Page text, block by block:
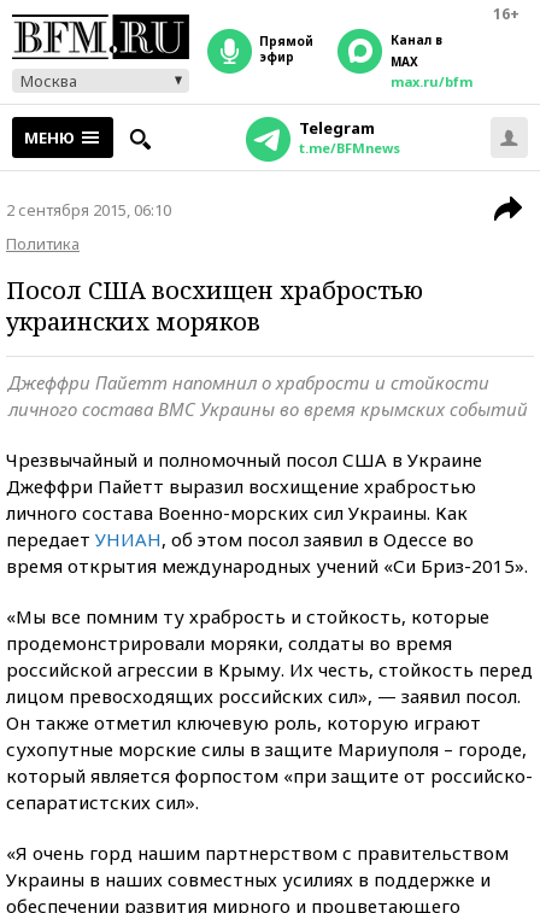
16+
Москва
прямой
эфир
Канал в
MAX
max.ru/bfm
МЕНЮ Telegram
t.me/BFMnews
2 сентября 2015, 06:10
Политика
Посол США восхищен храбростью
украинских моряков
Джеффри Пайетт напомнил о храбрости и стойкости
личного состава ВМС Украины во время крымских событий
Чрезвычайный и полномочный посол США в Украине
Джеффри Пайетт выразил восхищение храбростью
личного состава Военно-морских сил Украины. Как
передает УНИАН, об этом посол заявил в Одессе во
время открытия международных учений «Си Бриз-2015».
«Мы все помним ту храбрость и стойкость, которые
продемонстрировали моряки, солдаты во время
российской агрессии в Крыму. Их честь, стойкость перед
лицом превосходящих российских сил», — заявил посол.
Он также отметил ключевую роль, которую играют
сухопутные морские силы в защите Мариуполя – городе,
который является форпостом «при защите от российско-
сепаратистских сил».
«Я очень горд нашим партнерством с правительством
Украины в наших совместных усилиях в поддержке и
обеспечении развития мирного и процветающего